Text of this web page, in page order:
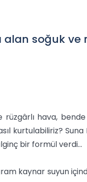
soğuk ve
hava,
kurtulabiliriz?
bir formül verdi...
kaynar suyun